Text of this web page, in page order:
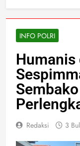
INFO POLRI
Humanis
Redaksi 3